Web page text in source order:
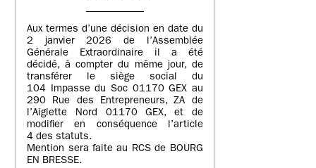
Aux termes d’une décision en date du
2 janvier 2026 de l’Assemblée
Générale Extraordinaire il a été
décidé, à compter du même jour, de
transférer le siège social du
104 Impasse du Soc 01170 GEX au
290 Rue des Entrepreneurs, ZA de
l’Aiglette Nord 01170 GEX, et de
modifier en conséquence l’article
4 des statuts.
Mention sera faite au RCS de BOURG
EN BRESSE.